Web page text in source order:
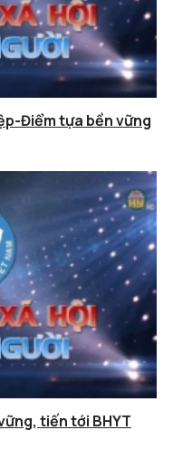
Điểm tựa bền vững
tiến tới BHYT